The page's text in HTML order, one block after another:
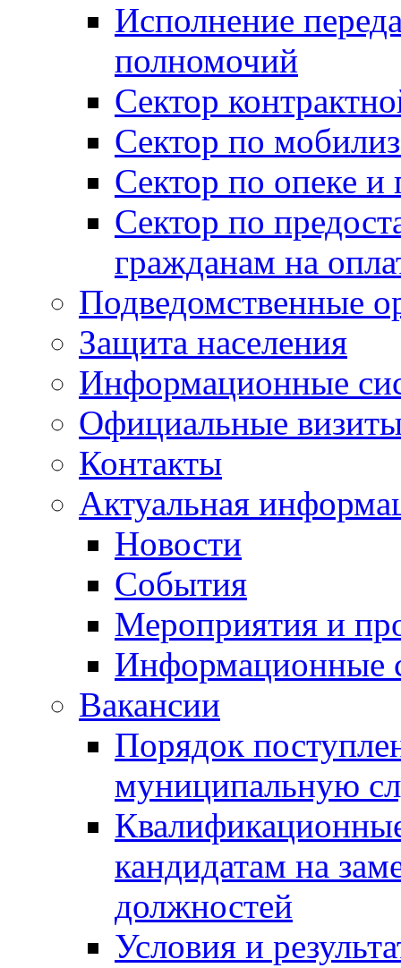
Исполнение
полномочий
Сектор
Сектор по
Сектор по опеке и
Сектор по
гражданам на
Подведомственные
Защита населения
Информационные
Официальные
Контакты
Актуальная
Новости
События
Мероприятия и
Информационные
Вакансии
Порядок
муниципальную
кандидатам на
должностей
Условия и